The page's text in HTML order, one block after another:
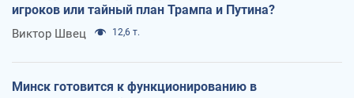
игроков или тайный план Трампа и Путина?
Виктор Швец 12,6 т.
Минск готовится к функционированию в